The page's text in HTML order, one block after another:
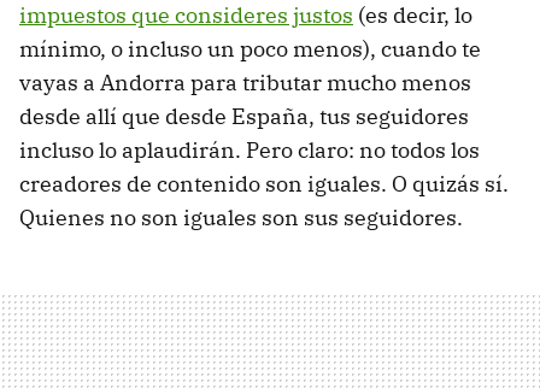
impuestos que consideres justos (es decir, lo
mínimo, o incluso un poco menos), cuando te
vayas a Andorra para tributar mucho menos
desde allí que desde España, tus seguidores
incluso lo aplaudirán. Pero claro: no todos los
creadores de contenido son iguales. O quizás sí.
Quienes no son iguales son sus seguidores.